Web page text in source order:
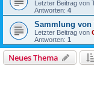
Letzter Beitrag von
Antworten: 4
Sammlung von
Letzter Beitrag von
Antworten: 1
Neues Thema